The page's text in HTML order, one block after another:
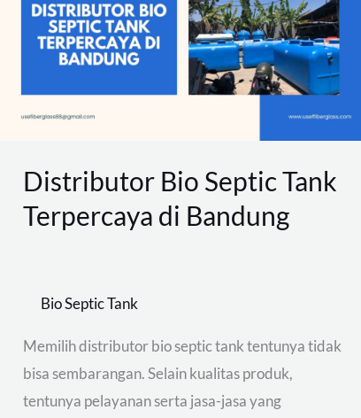
Distributor Bio Septic Tank
Terpercaya di Bandung
Bio Septic Tank
Memilih distributor bio septic tank tentunya tidak
bisa sembarangan. Selain kualitas produk,
tentunya pelayanan serta jasa-jasa yang
Tank
Terpercaya